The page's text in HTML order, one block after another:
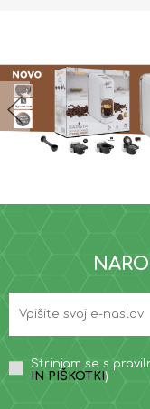
Strinjam se s
IN PIŠKOTKI )